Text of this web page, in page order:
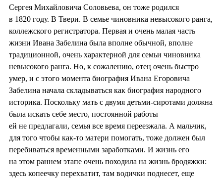
Сергея Михайловича Соловьева, он тоже родился
в 1820 году. В Твери. В семье чиновника невысокого ранга,
коллежского регистратора. Первая и очень малая часть
жизни Ивана Забелина была вполне обычной, вполне
традиционной, очень характерной для семьи чиновника
невысокого ранга. Но, к сожалению, отец очень быстро
умер, и с этого момента биография Ивана Егоровича
Забелина начала складываться как биография народного
историка. Поскольку мать с двумя детьми-сиротами должна
была искать себе место, постоянной работы
ей не предлагали, семья все время переезжала. А мальчик,
для того чтобы как-то матери помогать, тоже должен был
перебиваться временными заработками. И жизнь его
на этом раннем этапе очень походила на жизнь бродяжки:
здесь копеечку перехватит, там водички поднесет, еще